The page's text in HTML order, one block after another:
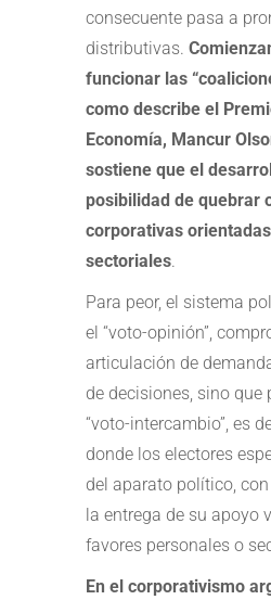
consecuente pasa a
distributivas.
funcionar las
como describe el
Economía, Mancur
sostiene que el
posibilidad de quebrar
corporativas
sectoriales.
Para peor, el sistema
el “voto-opinión”,
articulación de
de decisiones, sino que
“voto-intercambio”, es
donde los electores
del aparato político,
la entrega de su apoyo
favores personales o
En el corporativismo